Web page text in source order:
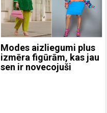
Modes aizliegumi plus
izmēra figūrām, kas jau
sen ir novecojuši